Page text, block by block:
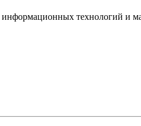
технологий и